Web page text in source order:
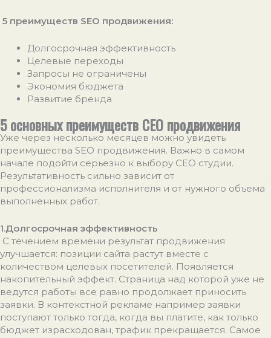
5 преимуществ SEO продвижения:
Долгосрочная эффективность
Целевые переходы
Запросы не ограничены
Экономия бюджета
Развитие бренда
5 основных преимуществ СЕО продвижения
Уже через несколько месяцев можно увидеть
преимущества SEO продвижения. Важно в самом
начале подойти серьезно к выбору СЕО студии.
Результативность сильно зависит от
профессионализма исполнителя и от нужного объема
выполненных работ.
1.Долгосрочная эффективность
С течением времени результат продвижения
улучшается: позиции сайта растут вместе с
количеством целевых посетителей. Появляется
накопительный эффект. Страница над которой уже не
ведутся работы все равно продолжает приносить
заявки. В контекстной рекламе например заявки
поступают только тогда, когда вы платите, как только
бюджет израсходован, трафик прекращается. Самое